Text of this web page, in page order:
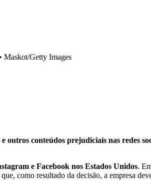
Maskot/Getty Images
outros conteúdos prejudiciais nas redes
e Facebook nos Estados Unidos.
como resultado da decisão, a empresa